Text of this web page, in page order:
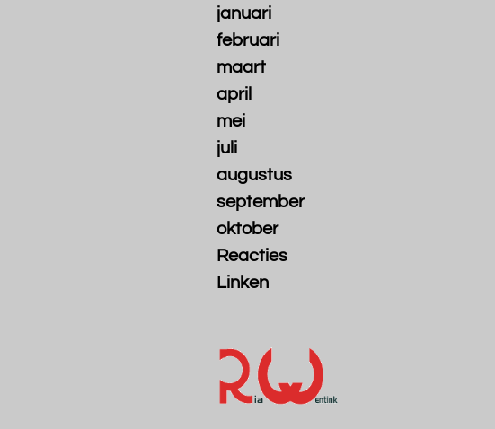
januari
februari
maart
april
mei
juli
augustus
september
oktober
Reacties
Linken